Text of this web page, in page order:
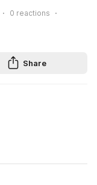
0 reactions
Share